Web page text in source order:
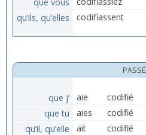
qu’ils, qu’elles
codifiassent
PASSÉ
que j’ aie
codifié
que tu
aies
codifié
qu’il, qu’elle
ait
codifié